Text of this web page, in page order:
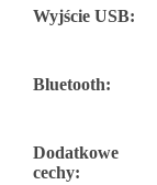
Wyjście USB:
Bluetooth:
Dodatkowe
cechy: